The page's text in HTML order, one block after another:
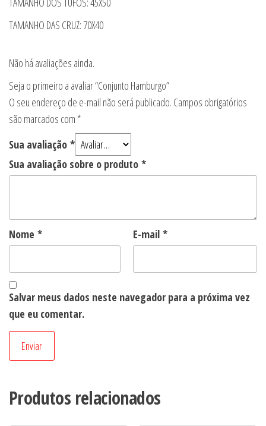
TAMANHO DAS CRUZ: 70X40
Não há avaliações ainda.
Seja o primeiro a avaliar “Conjunto Hamburgo”
O seu endereço de e-mail não será publicado. Campos obrigatórios
são marcados com *
Sua avaliação *
Sua avaliação sobre o produto *
Nome * E-mail *
Salvar meus dados neste navegador para a próxima vez
que eu comentar.
Produtos relacionados